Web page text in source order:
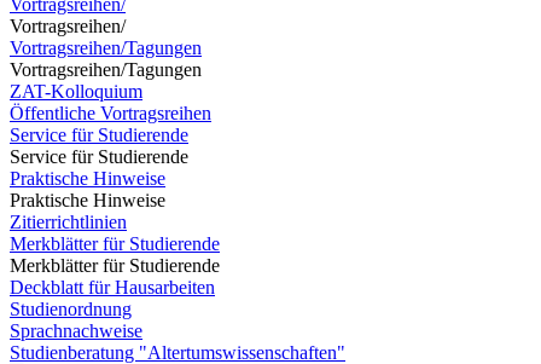
Vortragsreihen/
Vortragsreihen/
Vortragsreihen/Tagungen
Vortragsreihen/Tagungen
ZAT-Kolloquium
Öffentliche Vortragsreihen
Service für Studierende
Service für Studierende
Praktische Hinweise
Praktische Hinweise
Zitierrichtlinien
Merkblätter für Studierende
Merkblätter für Studierende
Deckblatt für Hausarbeiten
Studienordnung
Sprachnachweise
Studienberatung "Altertumswissenschaften"